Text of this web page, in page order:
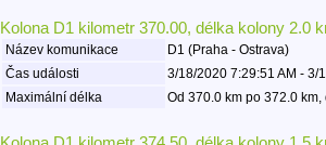
Kolona D1 kilometr 370.00, délka kolony 2.0
Název komunikace D1 (Praha - Ostrava)
Čas události
3/18/2020 7:29:51 AM - 3/
Maximální délka
Od 370.0 km po 372.0 km,